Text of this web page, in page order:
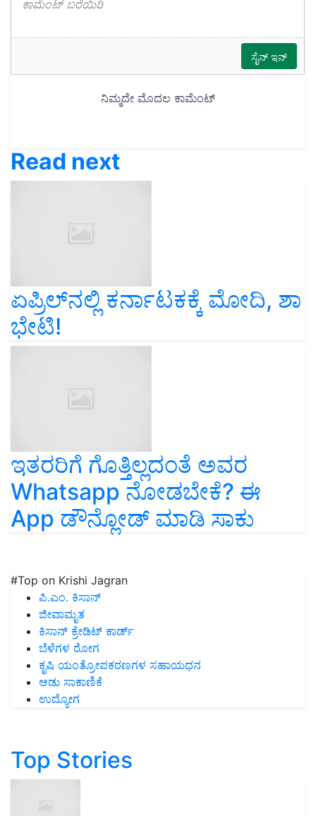
Read next
ಏಪ್ರಿಲ್‌ನಲ್ಲಿ ಕರ್ನಾಟಕಕ್ಕೆ ಮೋದಿ, ಶಾ
ಭೇಟಿ!
ಇತರರಿಗೆ ಗೊತ್ತಿಲ್ಲದಂತೆ ಅವರ
Whatsapp ನೋಡಬೇಕೆ? ಈ
App ಡೌನ್ಲೋಡ್ ಮಾಡಿ ಸಾಕು
#Top on Krishi Jagran
ಪಿ.ಎಂ. ಕಿಸಾನ್
ಜೀವಾಮೃತ
ಕಿಸಾನ್ ಕ್ರೇಡಿಟ್ ಕಾರ್ಡ್
ಬೆಳೆಗಳ ರೋಗ
ಕೃಷಿ ಯಂತ್ರೋಪಕರಣಗಳ ಸಹಾಯಧನ
ಆಡು ಸಾಕಾಣಿಕೆ
ಉದ್ಯೋಗ
Top Stories